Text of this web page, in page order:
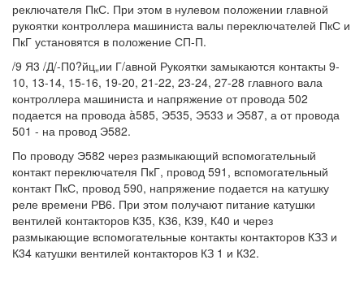
реключателя ПкС. При этом в нулевом положении главной
рукоятки контроллера машиниста валы переключателей ПкС и
ПкГ установятся в положение СП-П.
/9 Я3 /Д/-П0?йц„ии Г/авной Рукоятки замыкаются контакты 9-
10, 13-14, 15-16, 19-20, 21-22, 23-24, 27-28 главного вала
контроллера машиниста и напряжение от провода 502
подается на провода à585, Э535, Э533 и Э587, а от провода
501 - на провод Э582.
По проводу Э582 через размыкающий вспомогательный
контакт переключателя ПкГ, провод 591, вспомогательный
контакт ПкС, провод 590, напряжение подается на катушку
реле времени РВ6. При этом получают питание катушки
вентилей контакторов К35, К36, К39, К40 и через
размыкающие вспомогательные контакты контакторов КЗЗ и
К34 катушки вентилей контакторов КЗ 1 и К32.